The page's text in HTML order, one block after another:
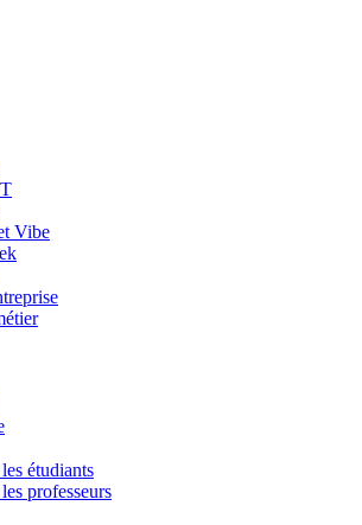
Vibe
étudiants
professeurs